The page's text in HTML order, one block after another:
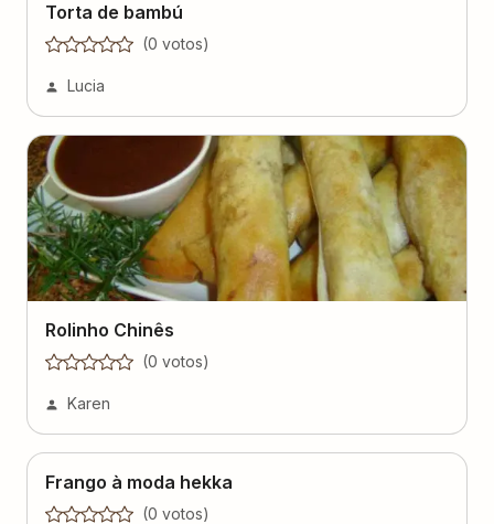
Torta de bambú
(0 votos)
Lucia
Rolinho Chinês
(0 votos)
Karen
Frango à moda hekka
(0 votos)